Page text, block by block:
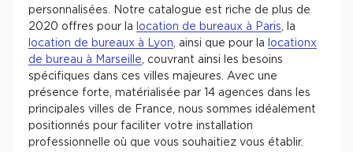
personnalisées. Notre catalogue est riche de plus de
2020 offres pour la
location de bureaux à Paris, la
location de bureaux à Lyon, ainsi que pour la
locationx
de bureau à Marseille, couvrant ainsi les besoins
spécifiques dans ces villes majeures. Avec une
présence forte, matérialisée par 14 agences dans les
principales villes de France, nous sommes idéalement
positionnés pour faciliter votre installation
professionnelle où que vous souhaitiez vous établir.